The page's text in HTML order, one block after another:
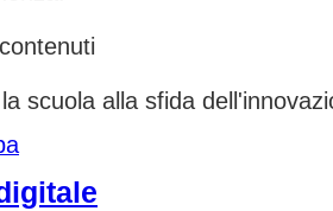
scuola alla sfida